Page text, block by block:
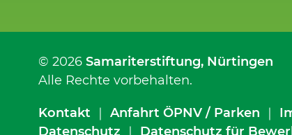
© 2026 Samariterstiftung, Nürtingen
Alle Rechte vorbehalten.
Kontakt ｜ Anfahrt ÖPNV / Parken ｜
Datenschutz ｜ Datenschutz für